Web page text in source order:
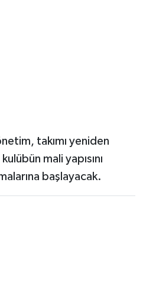
takımı yeniden
mali yapısını
başlayacak.